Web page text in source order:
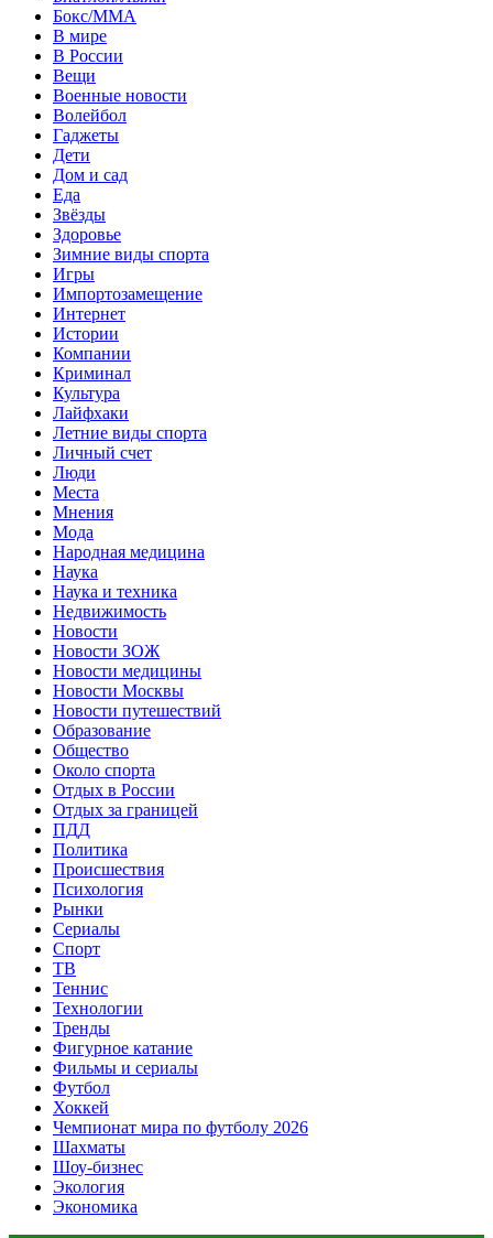
Бокс/MMA
В мире
В России
Вещи
Военные новости
Волейбол
Гаджеты
Дети
Дом и сад
Еда
Звёзды
Здоровье
Зимние виды спорта
Игры
Импортозамещение
Интернет
Истории
Компании
Криминал
Культура
Лайфхаки
Летние виды спорта
Личный счет
Люди
Места
Мнения
Мода
Народная медицина
Наука
Наука и техника
Недвижимость
Новости
Новости ЗОЖ
Новости медицины
Новости Москвы
Новости путешествий
Образование
Общество
Около спорта
Отдых в России
Отдых за границей
ПДД
Политика
Происшествия
Психология
Рынки
Сериалы
Спорт
ТВ
Теннис
Технологии
Тренды
Фигурное катание
Фильмы и сериалы
Футбол
Хоккей
Чемпионат мира по футболу 2026
Шахматы
Шоу-бизнес
Экология
Экономика